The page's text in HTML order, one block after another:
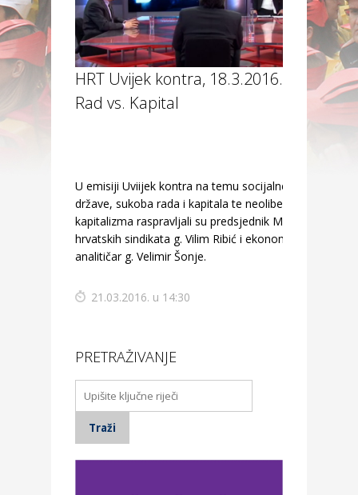
HRT Uvijek kontra, 18.3.2016. –
Rad vs. Kapital
U emisiji Uviijek kontra na temu socijalne
države, sukoba rada i kapitala te neoliberalnog
kapitalizma raspravljali su predsjednik Matice
hrvatskih sindikata g. Vilim Ribić i ekonomski
analitičar g. Velimir Šonje.
21.03.2016. u 14:30
PRETRAŽIVANJE